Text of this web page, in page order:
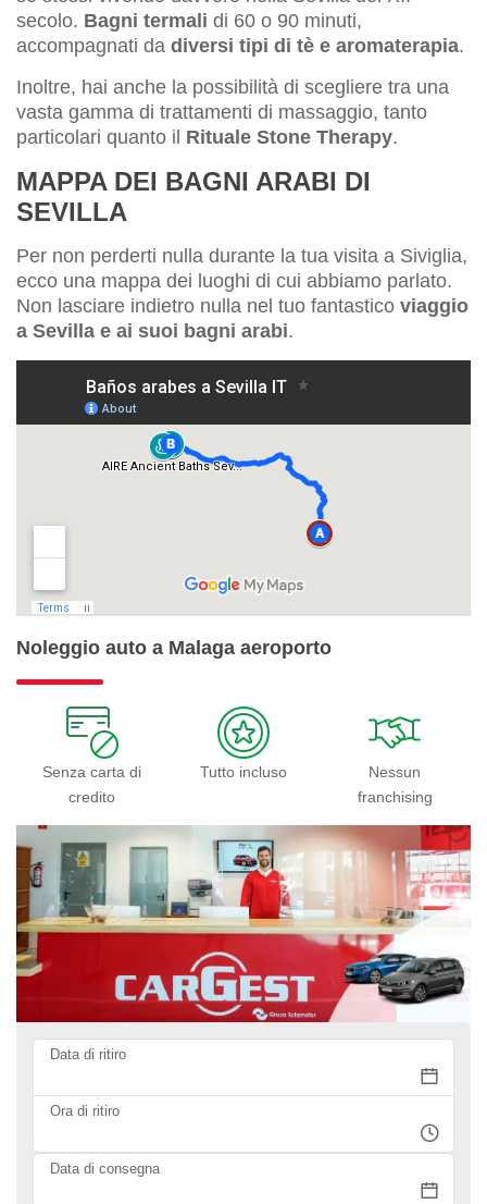
secolo. Bagni termali di 60 o 90 minuti,
accompagnati da diversi tipi di tè e aromaterapia.
Inoltre, hai anche la possibilità di scegliere tra una
vasta gamma di trattamenti di massaggio, tanto
particolari quanto il Rituale Stone Therapy.
MAPPA DEI BAGNI ARABI DI
SEVILLA
Per non perderti nulla durante la tua visita a Siviglia,
ecco una mappa dei luoghi di cui abbiamo parlato.
Non lasciare indietro nulla nel tuo fantastico viaggio
a Sevilla e ai suoi bagni arabi.
Noleggio auto a Malaga aeroporto
Senza carta di
credito
Tutto incluso
Nessun
franchising
Data di ritiro
Ora di ritiro
Data di consegna